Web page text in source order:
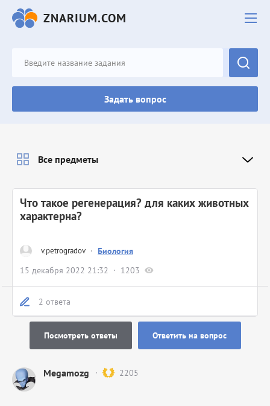
ZNARIUM.COM
Задать вопрос
v.petrogradov · Биология
15 декабря 2022 21:32
1203
Что такое регенерация? для каких животных
характерна?
2 ответа
Посмотреть ответы Ответить на вопрос
Megamozg 2205
Все предметы